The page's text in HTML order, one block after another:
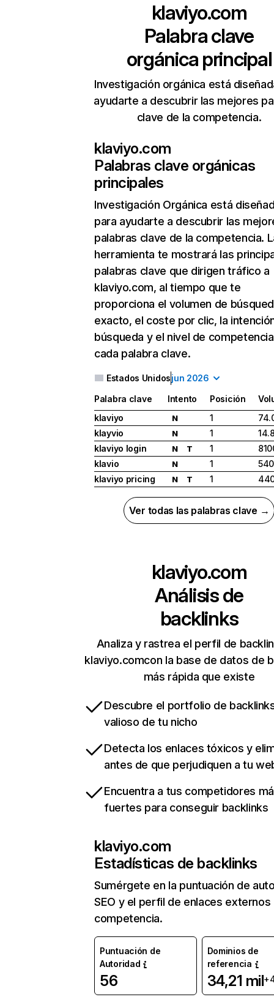
klaviyo.com
Palabra clave
orgánica principal
Investigación orgánica está
ayudarte a descubrir las mejores
clave de la competencia.
klaviyo.com
Palabras clave orgánicas
principales
Investigación Orgánica está
para ayudarte a descubrir las
palabras clave de la competencia.
herramienta te mostrará las
palabras clave que dirigen tráfico a
klaviyo.com, al tiempo que te
proporciona el volumen de
exacto, el coste por clic, la
búsqueda y el nivel de
cada palabra clave.
Estados Unidosjun 2026
Palabra clave Intento Posición
klaviyo
N 1
klayvio
N 1
klaviyo login
N T 1
klavio
N 1
klaviyo pricing
N T 1
Ver todas las palabras clave →
klaviyo.com
Análisis de
backlinks
Analiza y rastrea el perfil de
klaviyo.comcon la base de datos de
más rápida que existe
Descubre el portfolio de
valioso de tu nicho
Detecta los enlaces tóxicos y
antes de que perjudiquen a tu
Encuentra a tus competidores
fuertes para conseguir backlinks
klaviyo.com
Estadísticas de backlinks
Sumérgete en la puntuación de
SEO y el perfil de enlaces externos
competencia.
Puntuación de
Autoridad
56
Dominios de
referencia
34,21 mil